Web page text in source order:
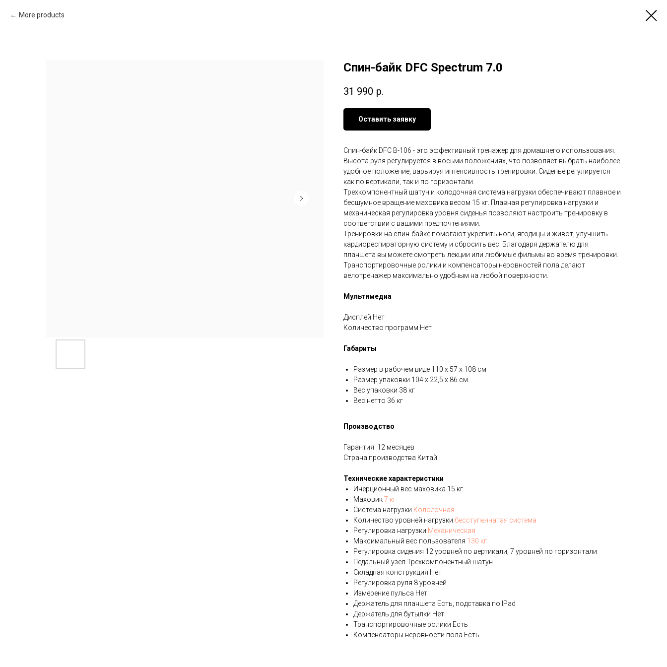
More products
Спин-байк DFC Spectrum 7.0
31 990 р.
Оставить заявку
Спин-байк DFC B-106 - это эффективный тренажер для домашнего использования.
Высота руля регулируется в восьми положениях, что позволяет выбрать наиболее
удобное положение, варьируя интенсивность тренировки. Сиденье регулируется
как по вертикали, так и по горизонтали.
Трехкомпонентный шатун и колодочная система нагрузки обеспечивают плавное и
бесшумное вращение маховика весом 15 кг. Плавная регулировка нагрузки и
механическая регулировка уровня сиденья позволяют настроить тренировку в
соответствии с вашими предпочтениями.
Тренировки на спин-байке помогают укрепить ноги, ягодицы и живот, улучшить
кардиореспираторную систему и сбросить вес. Благодаря держателю для
планшета вы можете смотреть лекции или любимые фильмы во время тренировки.
Транспортировочные ролики и компенсаторы неровностей пола делают
велотренажер максимально удобным на любой поверхности.
Мультимедиа
Дисплей Нет
Количество программ Нет
Габариты
Размер в рабочем виде 110 х 57 х 108 см
Размер упаковки 104 х 22,5 х 86 см
Вес упаковки 38 кг
Вес нетто 36 кг
Производство
Гарантия 12 месяцев
Страна производства Китай
Технические характеристики
Инерционный вес маховика 15 кг
Маховик7 кг
Система нагрузки Колодочная
Количество уровней нагрузки бесступенчатая система
Регулировка нагрузки Механическая
Максимальный вес пользователя 130 кг
Регулировка сидения 12 уровней по вертикали, 7 уровней по горизонтали
Педальный узел Трехкомпонентный шатун
Складная конструкция Нет
Регулировка руля 8 уровней
Измерение пульса Нет
Держатель для планшета Есть, подставка по IPad
Держатель для бутылки Нет
Транспортировочные ролики Есть
Компенсаторы неровности пола Есть